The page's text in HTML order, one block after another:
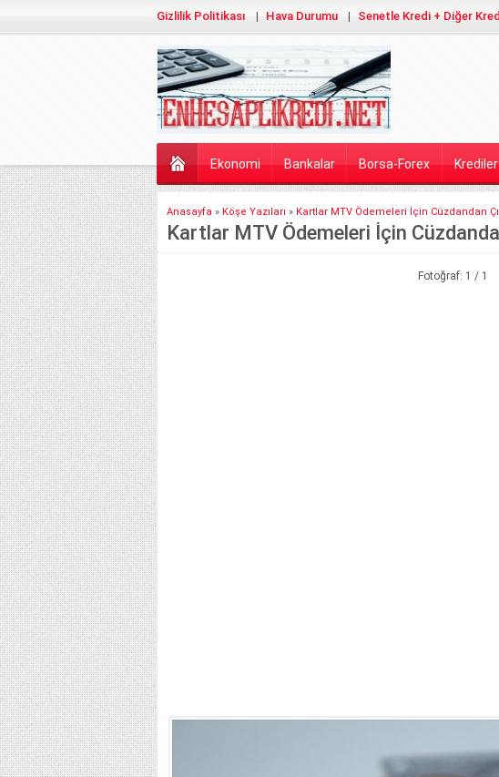
Gizlilik Politikası Hava Durumu Senetle Kredi + Diğer
Ekonomi Bankalar Borsa-Forex Krediler
Anasayfa » Köşe Yazıları » Kartlar MTV Ödemeleri İçin Cüzdandan
Kartlar MTV Ödemeleri İçin
Fotoğraf: 1 / 1